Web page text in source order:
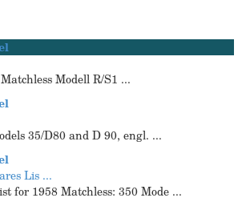
Modell R/S1 ...
35/D80 and D 90, engl. ...
Lis ...
for 1958 Matchless: 350 Mode ...